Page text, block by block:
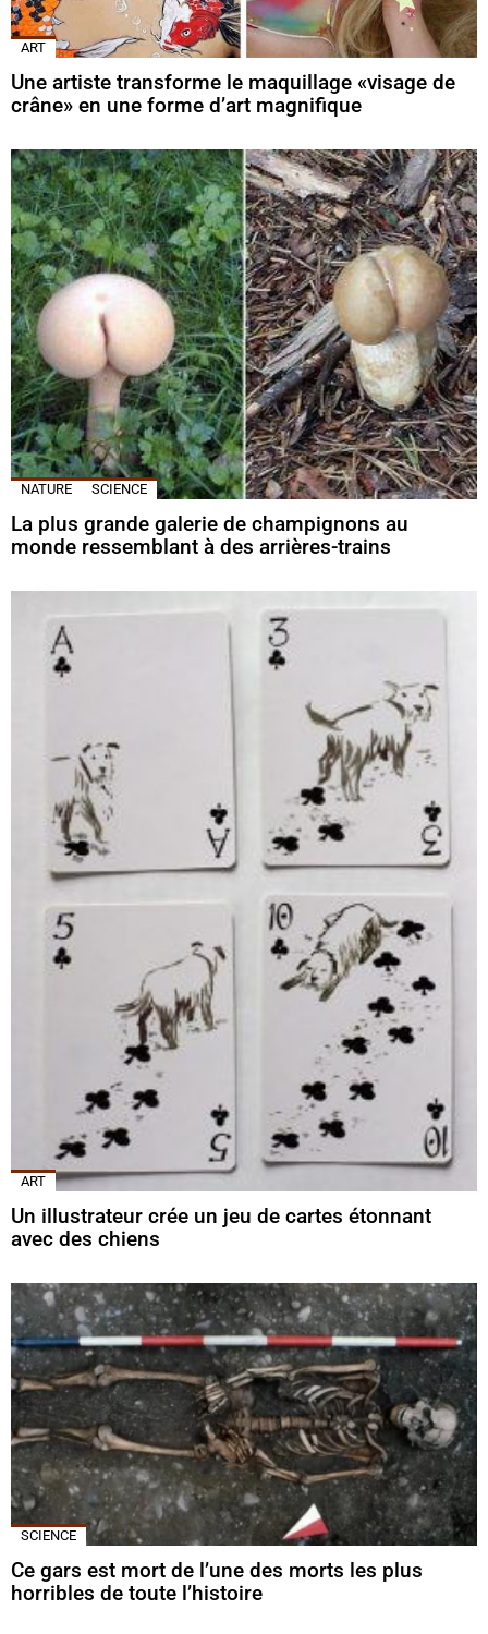
ART
Une artiste transforme le maquillage «visage de
crâne» en une forme d’art magnifique
NATURE SCIENCE
La plus grande galerie de champignons au
monde ressemblant à des arrières-trains
ART
Un illustrateur crée un jeu de cartes étonnant
avec des chiens
SCIENCE
Ce gars est mort de l’une des morts les plus
horribles de toute l’histoire